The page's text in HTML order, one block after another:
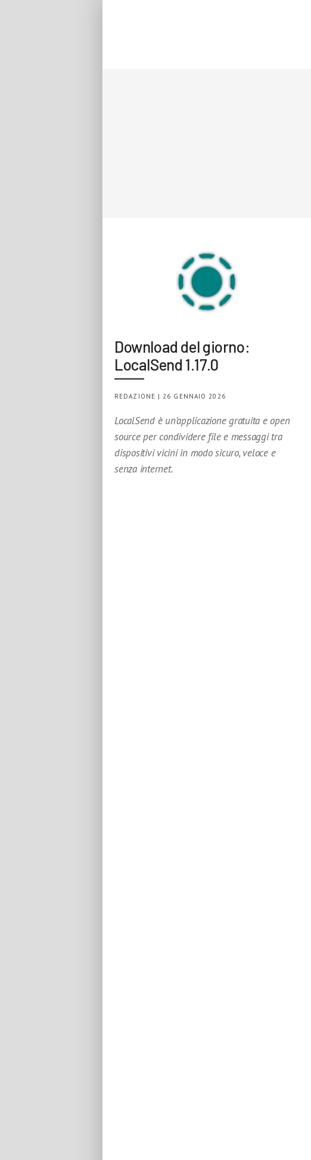
Download del giorno:
LocalSend 1.17.0
REDAZIONE | 26 GENNAIO 2026
LocalSend è un’applicazione gratuita e open
source per condividere file e messaggi tra
dispositivi vicini in modo sicuro, veloce e
senza internet.